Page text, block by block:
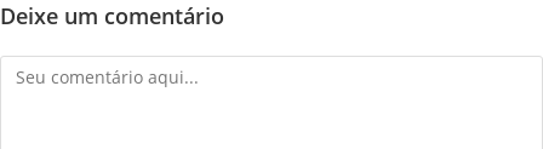
Deixe um comentário